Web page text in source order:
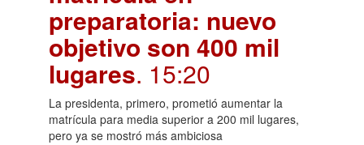
preparatoria: nuevo
objetivo son 400 mil
lugares. 15:20
La presidenta, primero, prometió aumentar la
matrícula para media superior a 200 mil lugares,
pero ya se mostró más ambiciosa